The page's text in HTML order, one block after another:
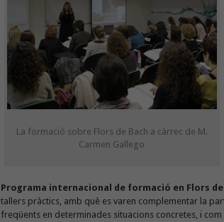
La formació sobre Flors de Bach a càrrec de M.
Carmen Gallego
Programa internacional de formació en Flors de
tallers pràctics, amb què es varen complementar la
freqüents en determinades situacions concretes, i